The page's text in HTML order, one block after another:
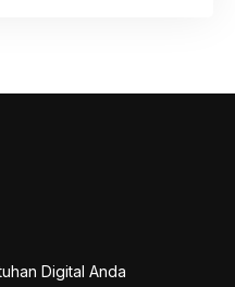
Digital Anda